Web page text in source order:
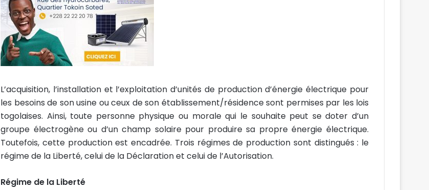
L’acquisition, l’installation et l’exploitation d’unités de production d’énergie électrique pour
les besoins de son usine ou ceux de son établissement/résidence sont permises par les lois
togolaises. Ainsi, toute personne physique ou morale qui le souhaite peut se doter d’un
groupe électrogène ou d’un champ solaire pour produire sa propre énergie électrique.
Toutefois, cette production est encadrée. Trois régimes de production sont distingués : le
régime de la Liberté, celui de la Déclaration et celui de l’Autorisation.
Régime de la Liberté